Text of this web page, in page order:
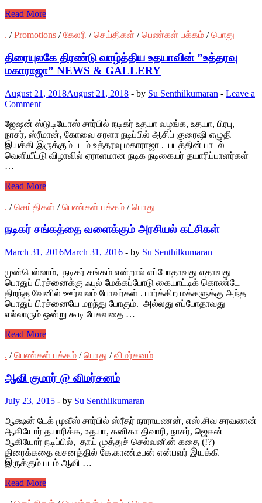
Read More
. /Promotions /கேலரி /செய்திகள் /பெண்கள் பக்கம் /பொது
திரையுலகே திரண்டு வாழ்த்திய உதயாவின் ”உத்தரவு
மகாராஜா” NEWS & GALLERY
August 21, 2018August 21, 2018 - by Su Senthilkumaran - Leave a
Comment
ஜேஷன் ஸ்டுடியோஸ் சார்பில் நடிகர் உதயா வழங்க, உதயா, பிரபு,
நாசர், ஸ்ரீமான், கோவை சரளா நடிப்பில் ஆசிப் குரைஷி எழுதி
இயக்கி இருக்கும் படம் உத்தரவு மகாராஜா . படத்தின் பாடல்
வெளியீட்டு விழாவில் ஏராளமான நடிக நடிகையர் தயாரிப்பாளர்கள்
…
Read More
. /செய்திகள் /பெண்கள் பக்கம் /பொது
நடிகர் சங்கத்தை வளைக்கும் அரசியல் கட்சிகள்
March 31, 2016March 31, 2016 - by Su Senthilkumaran
முன்பெல்லாம், நடிகர் சங்கம் என்றால் எப்போதாவது எதாவது
பொதுப் பிரச்னைக்கு ஃபுல் மேக்கப்போடு கையாட்டிக் கொண்டே
திறந்த வேனில் ஊர்வலம் போவர்கள் . பார்க்கிற மக்களுக்கு அந்த
பொதுப் பிரச்னையே மறந்து போகும். அல்லது எப்போதாவது
எல்லாரும் ஒன்று கூடி பேசுவதை …
Read More
. /பெண்கள் பக்கம் /பொது /விமர்சனம்
ஆவி குமார் @ விமர்சனம்
July 23, 2015 - by Su Senthilkumaran
ஆக்ஷன் டேக் மூவீஸ் சார்பில் ஸ்ரீதர் நாராயணன், எஸ்.சிவ சரவணன்
ஆகியோர் தயாரிக்க, உதயா, கனிகா திவாரி, நாசர், ஜெகன்
ஆகியோர் நடிப்பில், தாய் முத்துச் செல்வனின் கதை (!?)
திரைக்கதை வசனத்தில் கே.காண்டீபன் என்பவர் இயக்கி
இருக்கும் படம் ஆவி …
Read More